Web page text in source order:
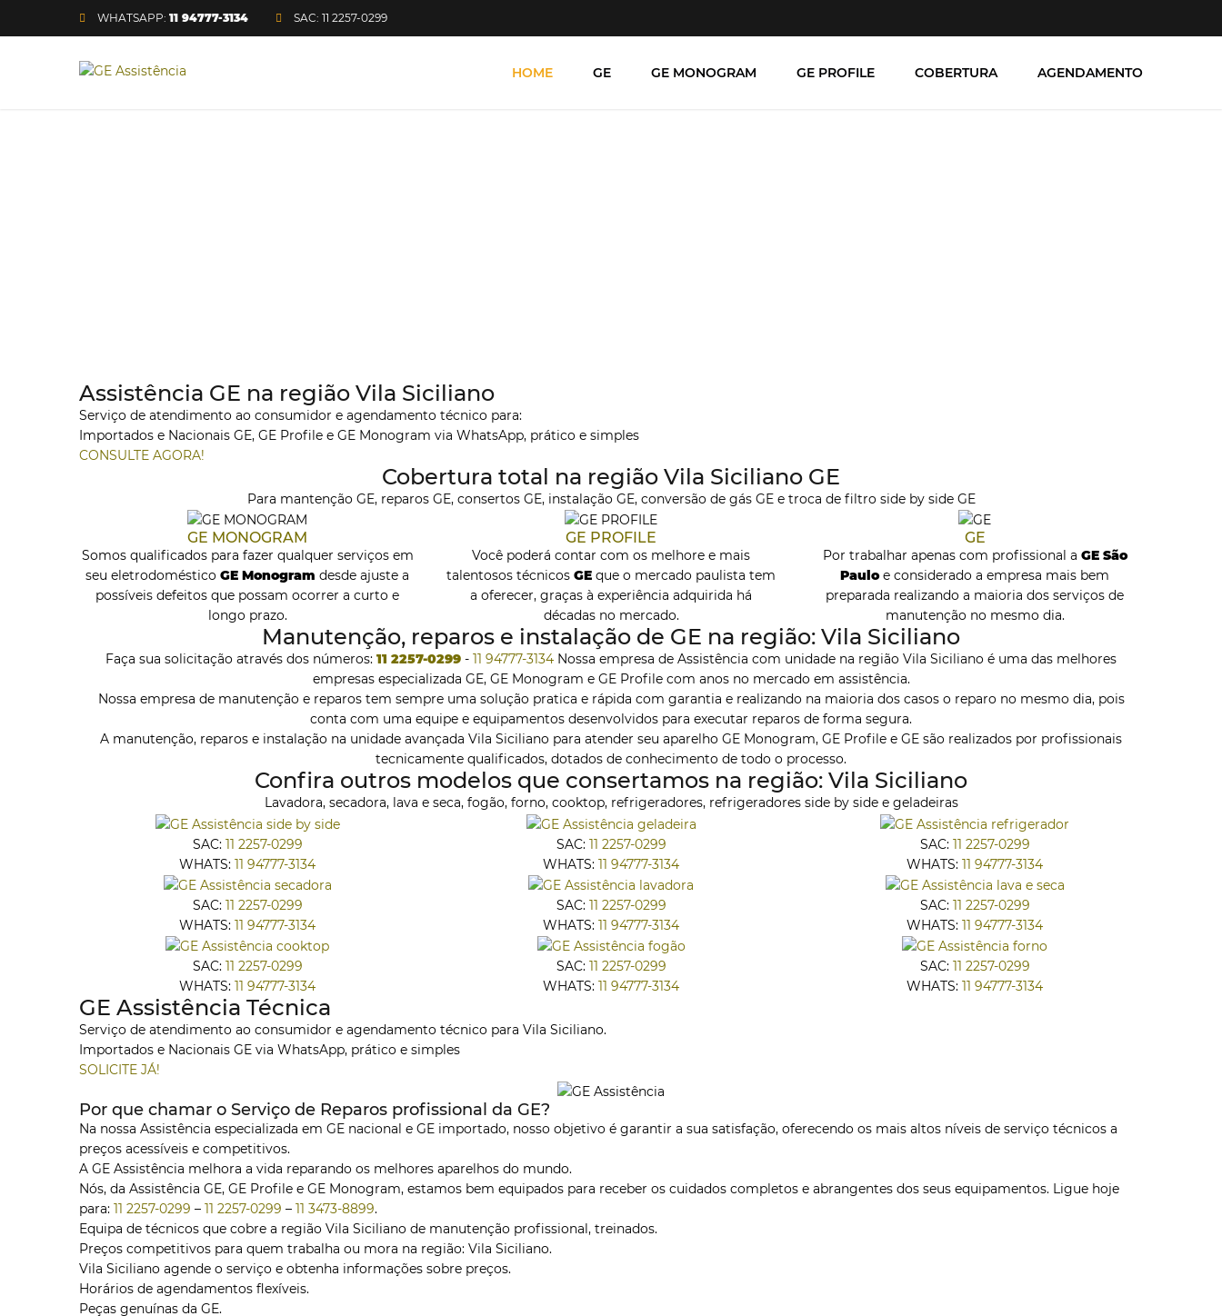
WHATSAPP: 11 94777-3134 SAC: 11 2257-0299
HOME GE GE MONOGRAM GE PROFILE COBERTURA AGENDAMENTO
Assistência GE na região Vila Siciliano
Serviço de atendimento ao consumidor e agendamento técnico para:
Importados e Nacionais GE, GE Profile e GE Monogram via WhatsApp, prático e simples
CONSULTE AGORA!
Cobertura total na região Vila Siciliano GE
Para mantenção GE, reparos GE, consertos GE, instalação GE, conversão de gás GE e troca de filtro side by side GE
GE MONOGRAM
Somos qualificados para fazer qualquer serviços em
seu eletrodoméstico GE Monogram desde ajuste a
possíveis defeitos que possam ocorrer a curto e
longo prazo.
GE PROFILE
Você poderá contar com os melhore e mais
talentosos técnicos GE que o mercado paulista tem
a oferecer, graças à experiência adquirida há
décadas no mercado.
GE
Por trabalhar apenas com profissional a GE São
Pauloe considerado a empresa mais bem
preparada realizando a maioria dos serviços de
manutenção no mesmo dia.
Manutenção, reparos e instalação de GE na região: Vila Siciliano
Faça sua solicitação através dos números: 11 2257-0299 - 11 94777-3134 Nossa empresa de Assistência com unidade na região Vila Siciliano é uma das melhores
empresas especializada GE, GE Monogram e GE Profile com anos no mercado em assistência.
Nossa empresa de manutenção e reparos tem sempre uma solução pratica e rápida com garantia e realizando na maioria dos casos o reparo no mesmo dia, pois
conta com uma equipe e equipamentos desenvolvidos para executar reparos de forma segura.
A manutenção, reparos e instalação na unidade avançada Vila Siciliano para atender seu aparelho GE Monogram, GE Profile e GE são realizados por profissionais
tecnicamente qualificados, dotados de conhecimento de todo o processo.
Confira outros modelos que consertamos na região: Vila Siciliano
Lavadora, secadora, lava e seca, fogão, forno, cooktop, refrigeradores, refrigeradores side by side e geladeiras
SAC: 11 2257-0299
WHATS: 11 94777-3134
SAC: 11 2257-0299
WHATS: 11 94777-3134
SAC: 11 2257-0299
WHATS: 11 94777-3134
SAC: 11 2257-0299
WHATS: 11 94777-3134
SAC: 11 2257-0299
WHATS: 11 94777-3134
SAC: 11 2257-0299
WHATS: 11 94777-3134
SAC: 11 2257-0299
WHATS: 11 94777-3134
SAC: 11 2257-0299
WHATS: 11 94777-3134
SAC: 11 2257-0299
WHATS: 11 94777-3134
GE Assistência Técnica
Serviço de atendimento ao consumidor e agendamento técnico para Vila Siciliano.
Importados e Nacionais GE via WhatsApp, prático e simples
SOLICITE JÁ!
Por que chamar o Serviço de Reparos profissional da GE?
Na nossa Assistência especializada em GE nacional e GE importado, nosso objetivo é garantir a sua satisfação, oferecendo os mais altos níveis de serviço técnicos a
preços acessíveis e competitivos.
A GE Assistência melhora a vida reparando os melhores aparelhos do mundo.
Nós, da Assistência GE, GE Profile e GE Monogram, estamos bem equipados para receber os cuidados completos e abrangentes dos seus equipamentos. Ligue hoje
para: 11 2257-0299 – 11 2257-0299 – 11 3473-8899.
Equipa de técnicos que cobre a região Vila Siciliano de manutenção profissional, treinados.
Preços competitivos para quem trabalha ou mora na região: Vila Siciliano.
Vila Siciliano agende o serviço e obtenha informações sobre preços.
Horários de agendamentos flexíveis.
Peças genuínas da GE.